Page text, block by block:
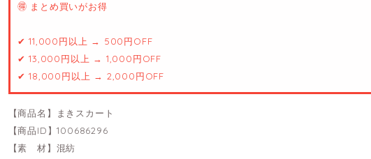
🉐 まとめ買いがお得
✔ 11,000円以上 → 500円OFF
✔ 13,000円以上 → 1,000円OFF
✔ 18,000円以上 → 2,000円OFF
【商品名】まきスカート
【商品ID】100686296
【素 材】混紡